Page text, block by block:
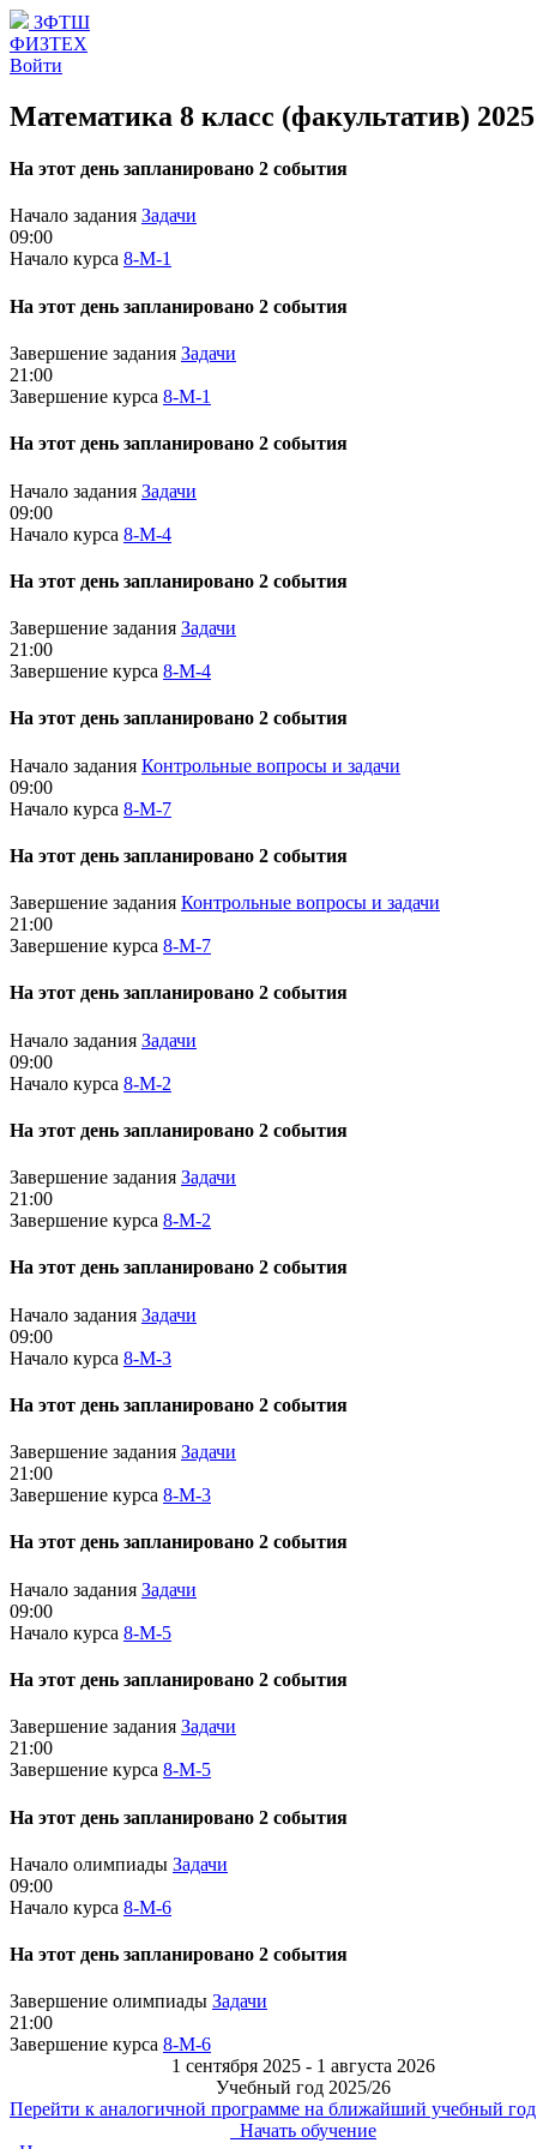
ЗФТШ
ФИЗТЕХ
Войти
Математика 8 класс (факультатив) 2025
На этот день запланировано 2 события
Начало задания Задачи
09:00
Начало курса 8-М-1
На этот день запланировано 2 события
Завершение задания Задачи
21:00
Завершение курса 8-М-1
На этот день запланировано 2 события
Начало задания Задачи
09:00
Начало курса 8-М-4
На этот день запланировано 2 события
Завершение задания Задачи
21:00
Завершение курса 8-М-4
На этот день запланировано 2 события
Начало задания Контрольные вопросы и задачи
09:00
Начало курса 8-М-7
На этот день запланировано 2 события
Завершение задания Контрольные вопросы и задачи
21:00
Завершение курса 8-М-7
На этот день запланировано 2 события
Начало задания Задачи
09:00
Начало курса 8-М-2
На этот день запланировано 2 события
Завершение задания Задачи
21:00
Завершение курса 8-М-2
На этот день запланировано 2 события
Начало задания Задачи
09:00
Начало курса 8-М-3
На этот день запланировано 2 события
Завершение задания Задачи
21:00
Завершение курса 8-М-3
На этот день запланировано 2 события
Начало задания Задачи
09:00
Начало курса 8-М-5
На этот день запланировано 2 события
Завершение задания Задачи
21:00
Завершение курса 8-М-5
На этот день запланировано 2 события
Начало олимпиады Задачи
09:00
Начало курса 8-М-6
На этот день запланировано 2 события
Завершение олимпиады Задачи
21:00
Завершение курса 8-М-6
1 сентября 2025 - 1 августа 2026
Учебный год 2025/26
Перейти к аналогичной программе на ближайший учебный год
Начать обучение